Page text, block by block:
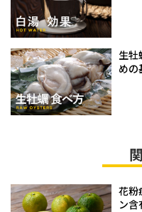
生牡
めの
花粉
ン